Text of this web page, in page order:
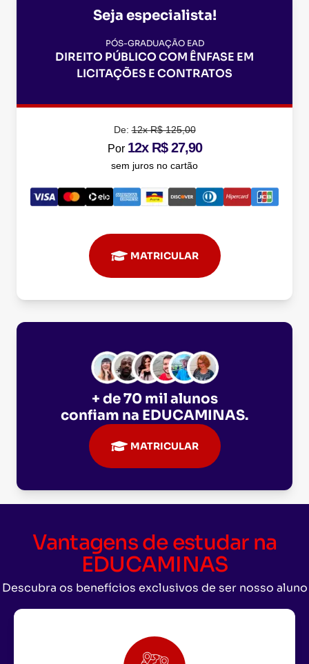
Seja especialista!
PÓS-GRADUAÇÃO EAD
DIREITO PÚBLICO COM ÊNFASE EM
LICITAÇÕES E CONTRATOS
De:12x R$ 125,00
Por 12x R$ 27,90
sem juros no cartão
MATRICULAR
+ de 70 mil alunos
confiam na EDUCAMINAS.
MATRICULAR
Vantagens de estudar na
EDUCAMINAS
Descubra os benefícios exclusivos de ser nosso aluno